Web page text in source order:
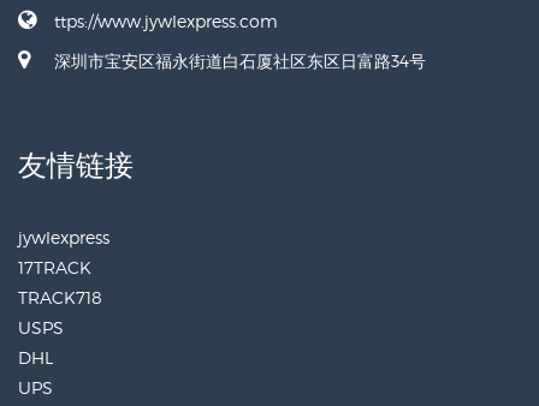
ttps://www.jywlexpress.com
深圳市宝安区福永街道白石厦社区东区日富路34号
友情链接
jywlexpress
17TRACK
TRACK718
USPS
DHL
UPS